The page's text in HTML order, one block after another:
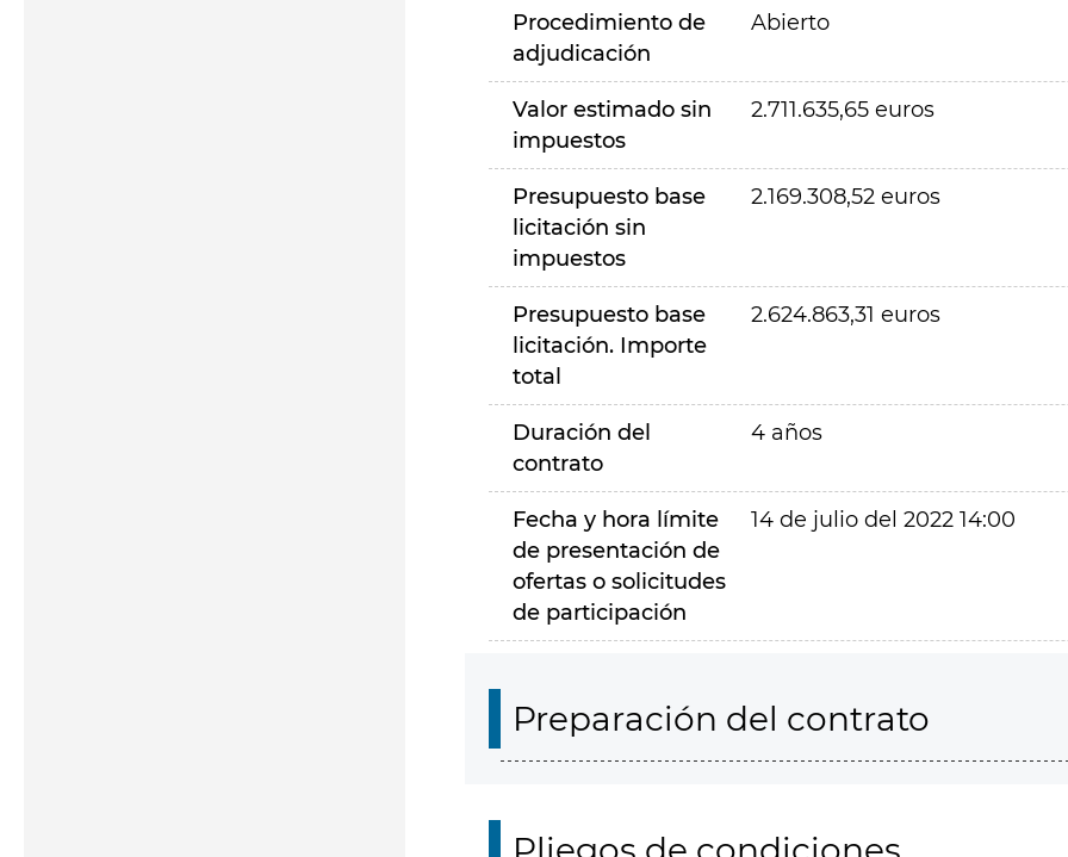
Procedimiento de
adjudicación
Abierto
Valor estimado sin
impuestos
2.711.635,65 euros
Presupuesto base
licitación sin
impuestos
2.169.308,52 euros
Presupuesto base
licitación. Importe
total
2.624.863,31 euros
Duración del
contrato
4 años
Fecha y hora límite
de presentación de
ofertas o solicitudes
de participación
14 de julio del 2022 14:00
Preparación del contrato